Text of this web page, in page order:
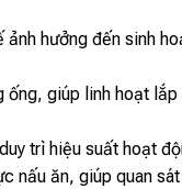
hưởng đến sinh
giúp linh hoạt
trì hiệu suất hoạt
nấu ăn, giúp quan